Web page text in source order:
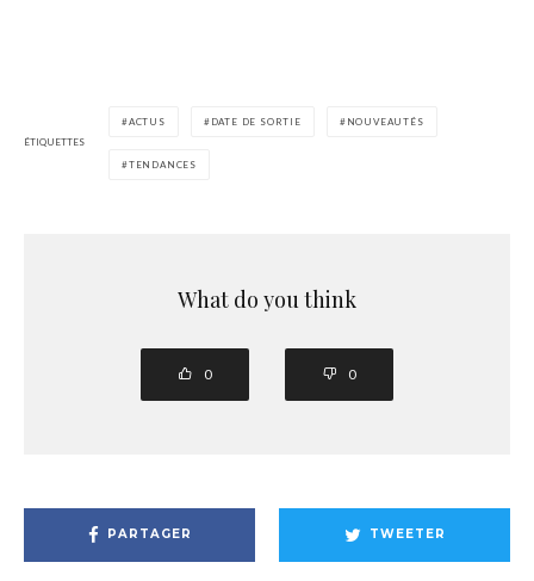
ÉTIQUETTES
ACTUS DATE DE SORTIE NOUVEAUTÉS
TENDANCES
What do you think
0 0
PARTAGER TWEETER